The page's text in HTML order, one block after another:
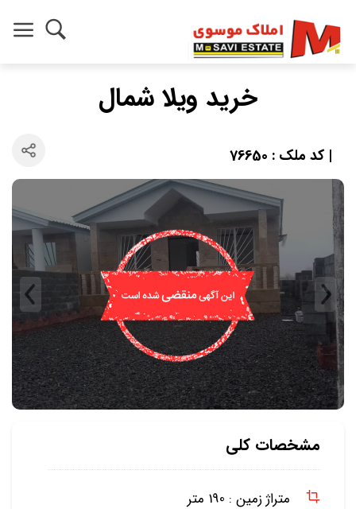
خرید ویلا شمال
| کد ملک : 76650
مشخصات کلی
متراژ زمین : 190 متر